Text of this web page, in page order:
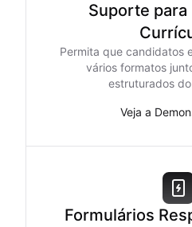
Suporte para
Permita que candidatos
vários formatos
estruturados
Veja a
Formulários